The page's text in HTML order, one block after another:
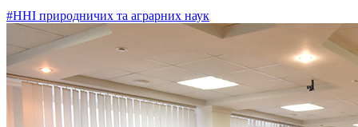
#ННІ природничих та аграрних наук